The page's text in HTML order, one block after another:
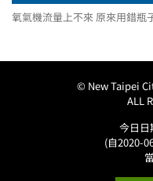
氧氣機流量上不來 原來用錯瓶
© New Taipei
ALL
今日
(自2020-